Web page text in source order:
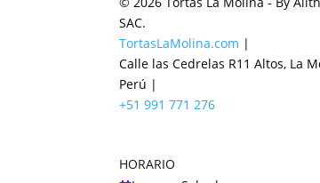
SAC.
TortasLaMolina.com |
Calle las Cedrelas R11 Altos, La
Perú |
+51 991 771 276
HORARIO